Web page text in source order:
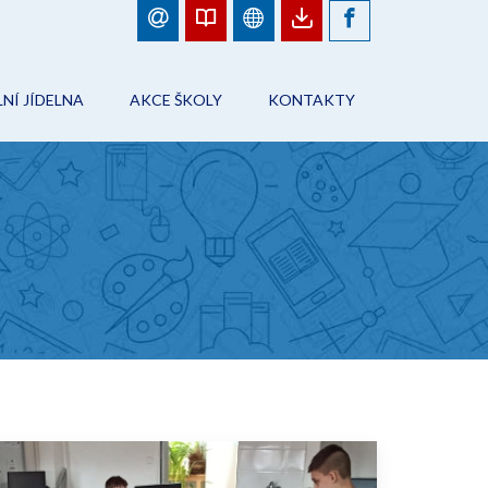
JÍDELNA
JÍDEL
ŠKOLNÍHO STRAVOVÁNÍ
AKCE ŠKOLY
FOTOGALERIE
PLÁN AKCÍ
AKCE ŠKOLY
KONTAKTY
ŠKOLA
PRACOVNÍCI ŠKOLY
ŠKOLNÍ JÍDELNA
ŠKOLNÍ DRUŽINA